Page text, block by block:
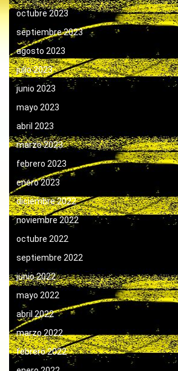
octubre 2023
septiembre 2023
agosto 2023
julio 2023
junio 2023
mayo 2023
abril 2023
marzo 2023
febrero 2023
enero 2023
diciembre 2022
noviembre 2022
octubre 2022
septiembre 2022
junio 2022
mayo 2022
abril 2022
marzo 2022
febrero 2022